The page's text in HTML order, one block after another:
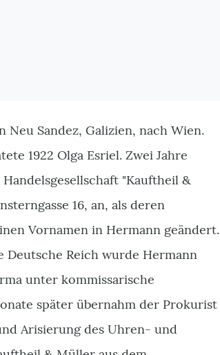
Sandez, Galizien, nach Wien.
1922 Olga Esriel. Zwei Jahre
"Kauftheil &
16, an, als deren
Vornamen in Hermann geändert.
Deutsche Reich wurde Hermann
unter kommissarische
später übernahm der Prokurist
Arisierung des Uhren- und